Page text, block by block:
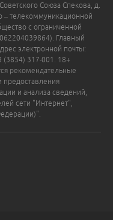
Союза Спекова, д.
телекоммуникационной
с ограниченной
Главный
электронной почты:
(3854) 317-001. 18+
рекомендательные
предоставления
и анализа сведений,
сети "Интернет",